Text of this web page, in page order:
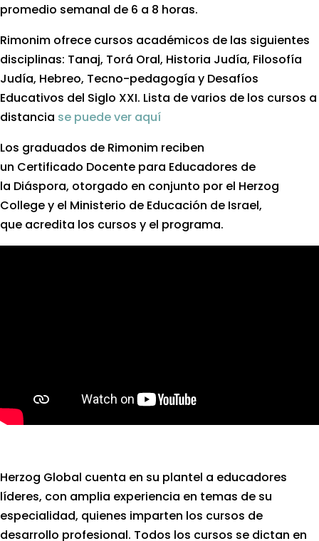
promedio semanal de 6 a 8 horas.
Rimonim ofrece cursos académicos de las siguientes
disciplinas: Tanaj, Torá Oral, Historia Judía, Filosofía
Judía, Hebreo, Tecno-pedagogía y Desafíos
Educativos del Siglo XXI. Lista de varios de los cursos a
distancia se puede ver aquí
Los graduados de Rimonim reciben
un Certificado Docente para Educadores de
la Diáspora, otorgado en conjunto por el Herzog
College y el Ministerio de Educación de Israel,
que acredita los cursos y el programa.
Herzog Global cuenta en su plantel a educadores
líderes, con amplia experiencia en temas de su
especialidad, quienes imparten los cursos de
desarrollo profesional. Todos los cursos se dictan en